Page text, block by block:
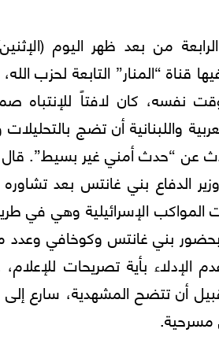
من بعد ظهر اليوم
فيها قناة “المنار” التابعة
نفسه، كان لافتاً للإنتباه
واللبنانية أن تضج
عن “حدث أمني غير بسيط”. قال
الدفاع بني غانتس بعد
الإسرائيلية وهي في
بحضور بني غانتس وكوخافي وعدد
الإدلاء بأية تصريحات
أن تتضح المشهدية، سارع إلى
مسرحية.